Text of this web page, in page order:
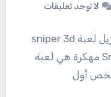
لا توجد تعليقات
Reading Time: < 1 minuteتنزيل لعبة sniper 3d
مهكرة باخر اصدار ان Sniper 3D مهكرة هي لعبة
أول